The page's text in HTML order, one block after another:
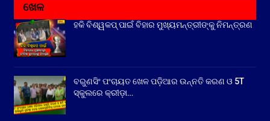
ଖେଳ
ହକି ବିଶ୍ୱକପ୍ ପାଇଁ ବିହାର ମୁଖ୍ୟମନ୍ତ୍ରୀଙ୍କୁ ନିମନ୍ତ୍ରଣ
ବରୁଣସିଂ ପଂଚାୟତ ଖେଳ ପଡ଼ିଆର ଉନ୍ନତି କରଣ ଓ 5T
ସ୍କୁଲରେ କ୍ରୀଡ଼ା…